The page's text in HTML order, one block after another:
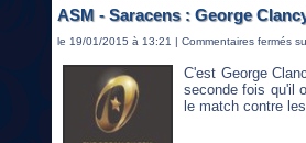
ASM - Saracens : George
le 19/01/2015 à 13:21 | Commentaires fermés
C'est George
seconde fois qu'il
le match contre